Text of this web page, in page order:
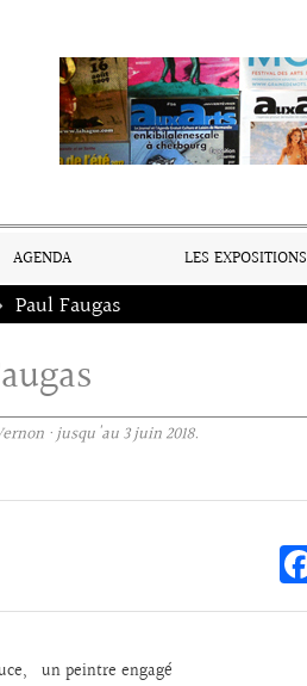
AGENDA LES EXPOSITIONS
Paul Faugas
· jusqu'au 3 juin 2018.
un peintre engagé